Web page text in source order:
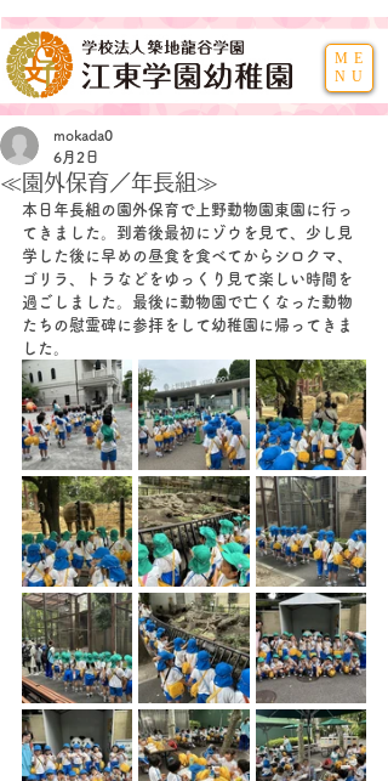
ME
NU
≪園外保育／年長組≫
mokada0
6月2日
本日年長組の園外保育で上野動物園東園に行っ
てきました。到着後最初にゾウを見て、少し見
学した後に早めの昼食を食べてからシロクマ、
ゴリラ、トラなどをゆっくり見て楽しい時間を
過ごしました。最後に動物園で亡くなった動物
たちの慰霊碑に参拝をして幼稚園に帰ってきま
した。